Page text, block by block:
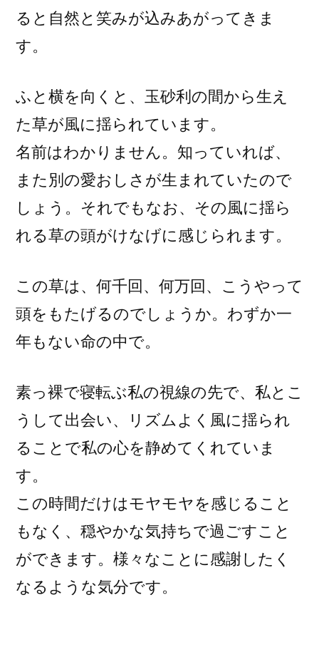
ると自然と笑みが込みあがってきま
す。
ふと横を向くと、玉砂利の間から生え
た草が風に揺られています。
名前はわかりません。知っていれば、
また別の愛おしさが生まれていたので
しょう。それでもなお、その風に揺ら
れる草の頭がけなげに感じられます。
この草は、何千回、何万回、こうやって
頭をもたげるのでしょうか。わずか一
年もない命の中で。
素っ裸で寝転ぶ私の視線の先で、私とこ
うして出会い、リズムよく風に揺られ
ることで私の心を静めてくれていま
す。
この時間だけはモヤモヤを感じること
もなく、穏やかな気持ちで過ごすこと
ができます。様々なことに感謝したく
なるような気分です。